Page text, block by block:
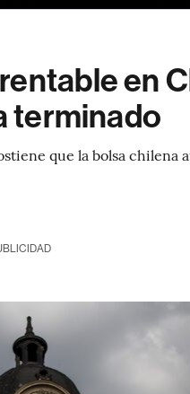
en
terminado
que la bolsa chilena